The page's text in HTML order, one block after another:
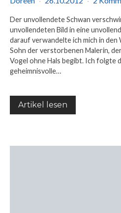
Der unvollendete Schwan
unvollendeten Bild in eine
darauf verwandelte ich mich in den
Sohn der verstorbenen Malerin,
Vogel ohne Hals begibt. Ich folgte
geheimnisvolle…
Artikel lesen